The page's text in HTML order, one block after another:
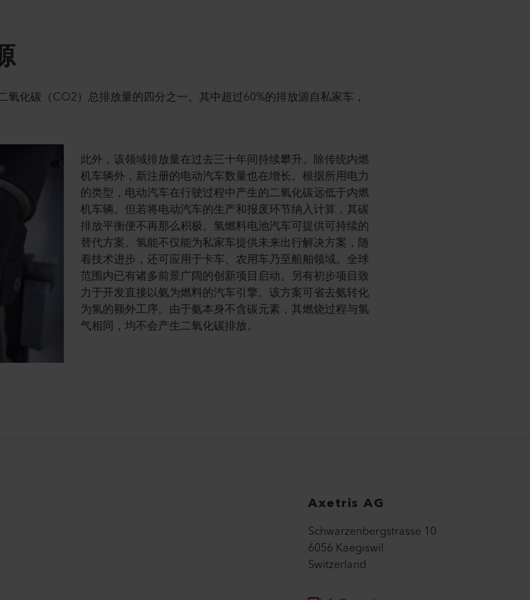
化碳（CO2）总排放量的四分之一。其中超过60%的排放源自私家车，
此外，该领域排放量在过去三十年间持续攀升。除传统内燃
机车辆外，新注册的电动汽车数量也在增长。根据所用电力
的类型，电动汽车在行驶过程中产生的二氧化碳远低于内燃
机车辆。但若将电动汽车的生产和报废环节纳入计算，其碳
排放平衡便不再那么积极。氢燃料电池汽车可提供可持续的
替代方案。氢能不仅能为私家车提供未来出行解决方案，随
着技术进步，还可应用于卡车、农用车乃至船舶领域。全球
范围内已有诸多前景广阔的创新项目启动。另有初步项目致
力于开发直接以氨为燃料的汽车引擎。该方案可省去氨转化
为氢的额外工序。由于氨本身不含碳元素，其燃烧过程与氢
气相同，均不会产生二氧化碳排放。
Axetris AG
Schwarzenbergstrasse 10
6056 Kaegiswil
Switzerland